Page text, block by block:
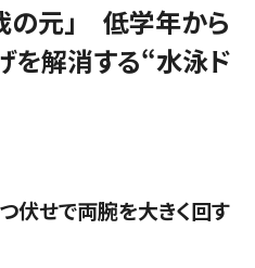
の元」 低学年から
解消する“水泳ド
せで両腕を大きく回す